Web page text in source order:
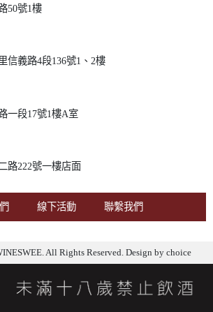
50號1樓
信義路4段136號1、2樓
一段17號1樓A室
路222號一樓店面
線下活動 聯繫我們
All Rights Reserved. Design bychoice